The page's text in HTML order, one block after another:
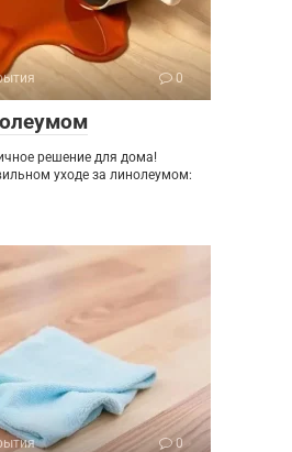
0
решение для дома!
уходе за линолеумом:
0